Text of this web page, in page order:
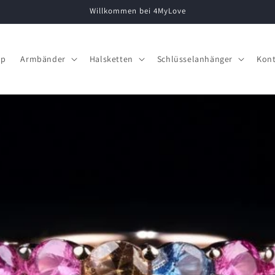
Willkommen bei 4MyLove
Armbänder Halsketten Schlüsselanhänger